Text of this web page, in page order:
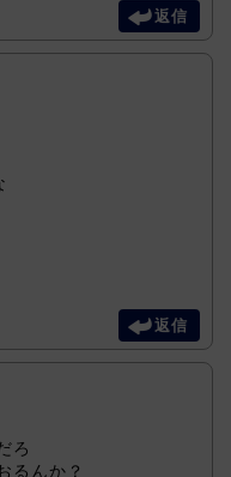
返信
返信
ろ
るんか？